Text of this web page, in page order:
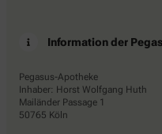
Information der
Pegasus-Apotheke
Inhaber: Horst Wolfgang Huth
Mailänder Passage 1
50765 Köln